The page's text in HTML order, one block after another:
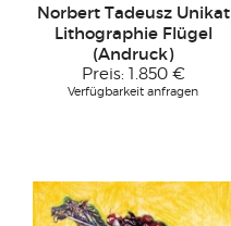
Norbert Tadeusz Unikat
Lithographie Flügel
(Andruck)
Preis: 1.850 €
Verfügbarkeit anfragen